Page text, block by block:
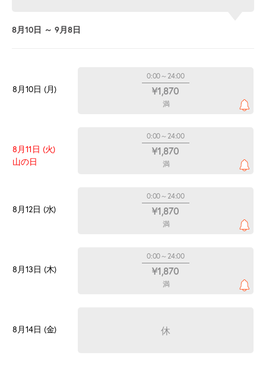
8月10日 ～ 9月8日
8月10日 (月)
0:00～24:00
¥1,870
満
8月11日 (火)
山の日
0:00～24:00
¥1,870
満
8月12日 (水)
0:00～24:00
¥1,870
満
8月13日 (木)
0:00～24:00
¥1,870
満
8月14日 (金) 休